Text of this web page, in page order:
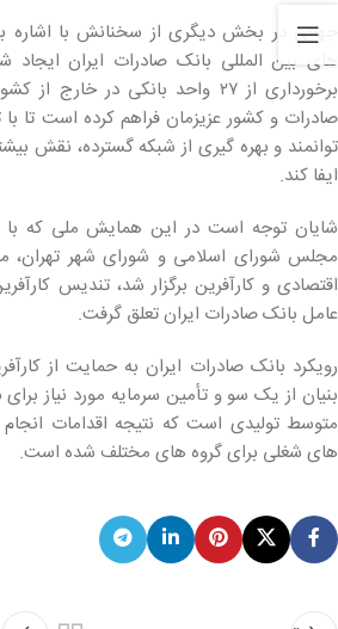
جهانی در بخش دیگری از سخنانش با اشاره
های بین المللی بانک صادرات ایران
برخورداری از ٢٧ واحد بانکی در
صادرات و کشور عزیزمان فراهم کرده است تا
توانمند و بهره گیری از شبکه گسترده، نقش
ایفا کند.
شایان توجه است در این همایش ملی که با
مجلس شورای اسلامی و شورای شهر تهران،
اقتصادی و کارآفرین برگزار شد، تندیس
عامل بانک صادرات ایران تعلق گرفت.
رویکرد بانک صادرات ایران به حمایت از
بنیان از یک سو و تأمین سرمایه مورد نیاز
متوسط تولیدی است که نتیجه اقدامات
های شغلی برای گروه های مختلف شده است.